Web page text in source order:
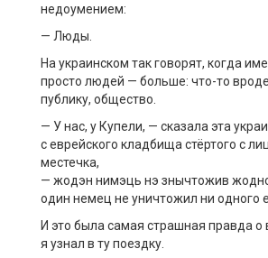
недоумением:
— Люды.
На украинском так говорят, когда
просто людей — больше: что-то
публику, общество.
— У нас, у Купели, — сказала эта
с еврейского кладбища стёртого с
местечка,
— жодэн нимэць нэ знычтожив
один немец не уничтожил ни одного
И это была самая страшная правда о
я узнал в ту поездку.